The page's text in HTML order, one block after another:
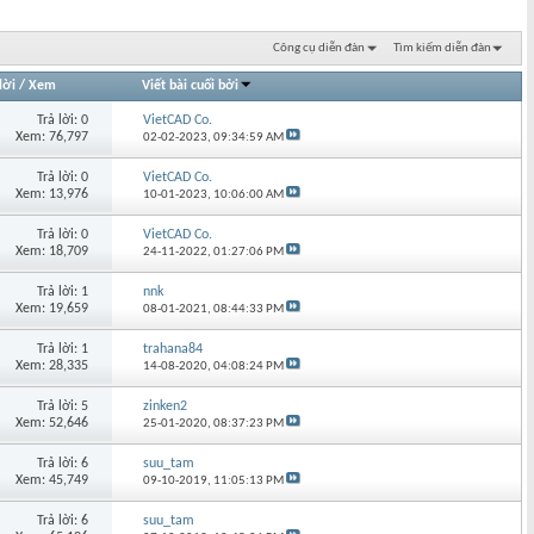
Công cụ diễn đàn Tìm kiếm diễn đàn
/ Xem Viết bài cuối bởi
Trả lời: 0
Xem: 76,797
VietCAD Co.
02-02-2023,09:34:59 AM
Trả lời: 0
Xem: 13,976
VietCAD Co.
10-01-2023, 10:06:00 AM
Trả lời: 0
Xem: 18,709
VietCAD Co.
24-11-2022,01:27:06 PM
Trả lời: 1
Xem: 19,659
nnk
08-01-2021,08:44:33 PM
Trả lời: 1
Xem: 28,335
trahana84
14-08-2020,04:08:24 PM
Trả lời: 5
Xem: 52,646
zinken2
25-01-2020,08:37:23 PM
Trả lời: 6
Xem: 45,749
suu_tam
09-10-2019, 11:05:13 PM
Trả lời: 6
suu_tam